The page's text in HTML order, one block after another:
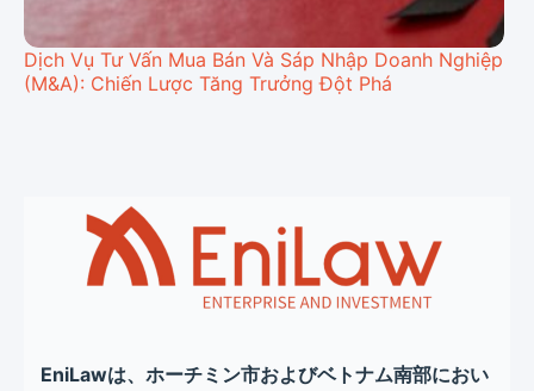
Dịch Vụ Tư Vấn Mua Bán Và Sáp Nhập Doanh Nghiệp
(M&A): Chiến Lược Tăng Trưởng Đột Phá
EniLawは、ホーチミン市およびベトナム南部におい